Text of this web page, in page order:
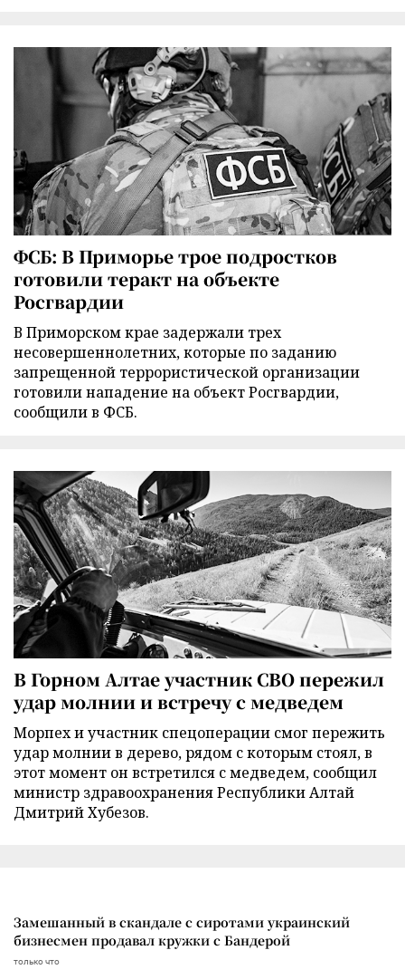
ФСБ: В Приморье трое подростков
готовили теракт на объекте
Росгвардии
В Приморском крае задержали трех
несовершеннолетних, которые по заданию
запрещенной террористической организации
готовили нападение на объект Росгвардии,
сообщили в ФСБ.
В Горном Алтае участник СВО пережил
удар молнии и встречу с медведем
Морпех и участник спецоперации смог пережить
удар молнии в дерево, рядом с которым стоял, в
этот момент он встретился с медведем, сообщил
министр здравоохранения Республики Алтай
Дмитрий Хубезов.
Замешанный в скандале с сиротами украинский
бизнесмен продавал кружки с Бандерой
только что